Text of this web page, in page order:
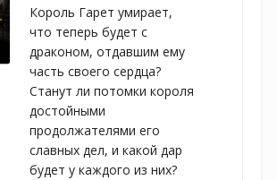
Король Гарет умирает,
что теперь будет с
драконом, отдавшим ему
часть своего сердца?
Станут ли потомки короля
достойными
продолжателями его
славных дел, и какой дар
будет у каждого из них?